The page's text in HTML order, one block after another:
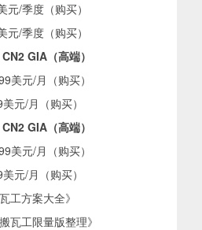
元/季度（购买）
元/季度（购买）
GIA（高端）
美元/月（购买）
元/月（购买）
GIA（高端）
美元/月（购买）
元/月（购买）
工方案大全》
搬瓦工限量版整理》